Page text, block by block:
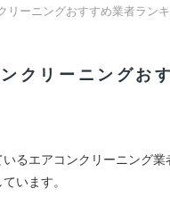
リーニングおすすめ業者ラン
クリーニングお
いるエアコンクリーニング業
います。